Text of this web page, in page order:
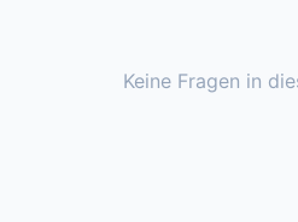
Keine Fragen in